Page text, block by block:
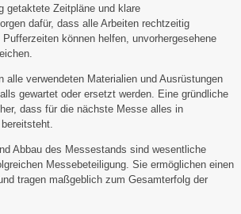
getaktete Zeitpläne und klare
dafür, dass alle Arbeiten rechtzeitig
können helfen, unvorhergesehene
alle verwendeten Materialien und Ausrüstungen
gewartet oder ersetzt werden. Eine gründliche
dass für die nächste Messe alles in
Abbau des Messestands sind wesentliche
Messebeteiligung. Sie ermöglichen einen
tragen maßgeblich zum Gesamterfolg der